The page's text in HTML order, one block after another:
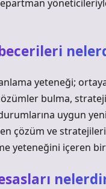
yeteneği;
bulma,
uygun
çözüm ve
yeteneğini içeren bir